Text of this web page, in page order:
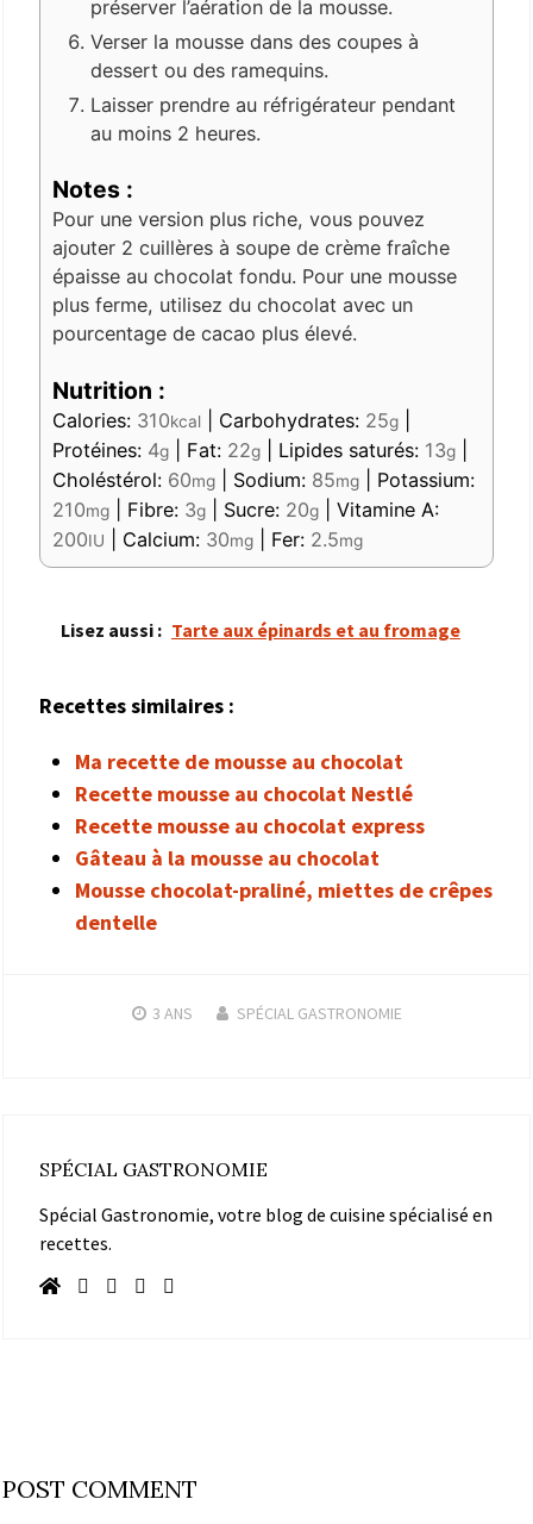
préserver l’aération de la mousse.
Verser la mousse dans des coupes à
dessert ou des ramequins.
Laisser prendre au réfrigérateur pendant
au moins 2 heures.
Notes :
Pour une version plus riche, vous pouvez
ajouter 2 cuillères à soupe de crème fraîche
épaisse au chocolat fondu. Pour une mousse
plus ferme, utilisez du chocolat avec un
pourcentage de cacao plus élevé.
Nutrition :
Calories: 310kcal Carbohydrates: 25g
Protéines: 4g Fat: 22g Lipides saturés: 13g
Choléstérol: 60mg Sodium: 85mg
Potassium:
210mg Fibre: 3g Sucre: 20g
Vitamine A:
200IU Calcium: 30mg Fer: 2.5mg
Lisez aussi : Tarte aux épinards et au fromage
Recettes similaires :
Ma recette de mousse au chocolat
Recette mousse au chocolat Nestlé
Recette mousse au chocolat express
Gâteau à la mousse au chocolat
Mousse chocolat-praliné, miettes de crêpes
dentelle
3 ANS SPÉCIAL GASTRONOMIE
SPÉCIAL GASTRONOMIE
Spécial Gastronomie, votre blog de cuisine spécialisé en
recettes.
POST COMMENT